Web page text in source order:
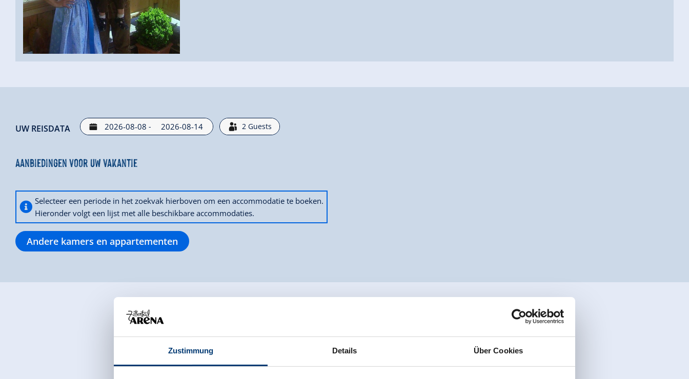
Zustimmung Details Über Cookies
UW REISDATA - 2 Guests
Aanbiedingen voor uw vakantie
Selecteer een periode in het zoekvak hierboven om een accommodatie te boeken.
Hieronder volgt een lijst met alle beschikbare accommodaties.
Andere kamers en appartementen